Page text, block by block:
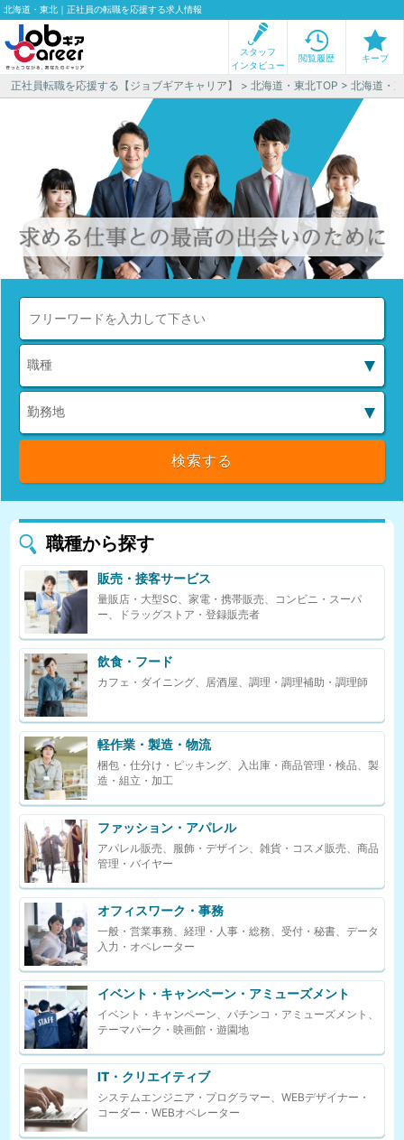
北海道・東北｜正社員の転職を応援する求人情報
スタッフ
インタビュー
閲覧履歴 キープ
正社員転職を応援する【ジョブギアキャリア】 >北海道・東北TOP > 北海道・
職種から探す
販売・接客サービス
量販店・大型SC、家電・携帯販売、コンビニ・スーパ
ー、ドラッグストア・登録販売者
飲食・フード
カフェ・ダイニング、居酒屋、調理・調理補助・調理師
軽作業・製造・物流
梱包・仕分け・ピッキング、入出庫・商品管理・検品、製
造・組立・加工
ファッション・アパレル
アパレル販売、服飾・デザイン、雑貨・コスメ販売、商品
管理・バイヤー
オフィスワーク・事務
一般・営業事務、経理・人事・総務、受付・秘書、データ
入力・オペレーター
イベント・キャンペーン・アミューズメント
イベント・キャンペーン、パチンコ・アミューズメント、
テーマパーク・映画館・遊園地
IT・クリエイティブ
システムエンジニア・プログラマー、WEBデザイナー・
コーダー・WEBオペレーター